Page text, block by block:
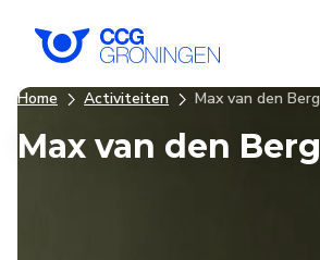
Home Activiteiten Max van den Berg
Max van den Berg